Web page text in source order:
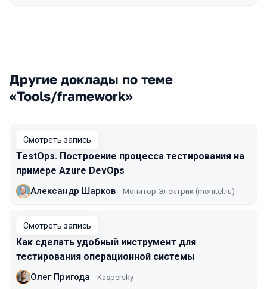
Другие доклады по теме
«Tools/framework»
Смотреть запись
TestOps. Построение процесса тестирования на
примере Azure DevOps
Александр Шарков Монитор Электрик (monitel.ru)
Смотреть запись
Как сделать удобный инструмент для
тестирования операционной системы
Олег Пригода Kaspersky